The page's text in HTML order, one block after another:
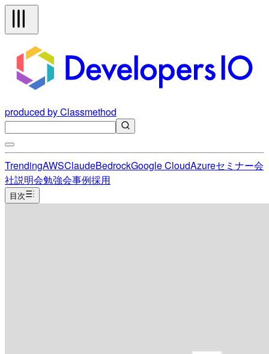
produced by Classmethod
TrendingAWSClaudeBedrockGoogle CloudAzureセミナー会
社説明会勉強会事例採用
目次